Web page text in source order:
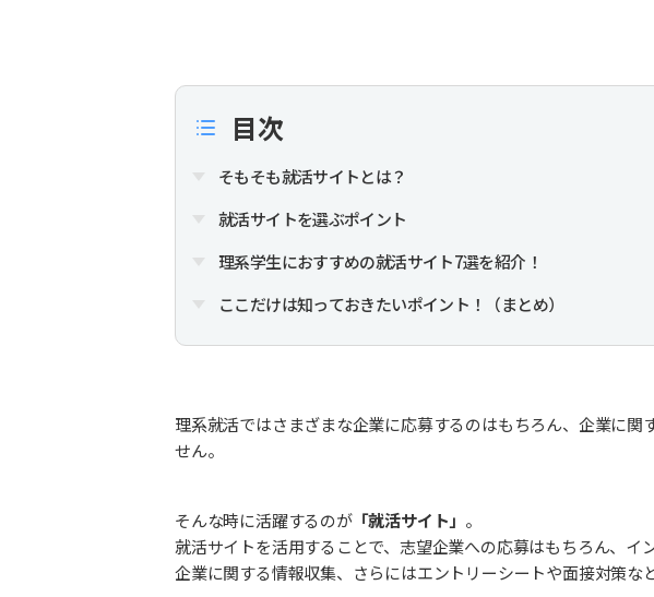
目次
そもそも就活サイトとは？
就活サイトを選ぶポイント
理系学生におすすめの就活サイト7選を紹介！
ここだけは知っておきたいポイント！（まとめ）
理系就活ではさまざまな企業に応募するのはもちろん、企業に関
せん。
そんな時に活躍するのが「就活サイト」 。
就活サイトを活用することで、志望企業への応募はもちろん、イ
企業に関する情報収集、さらにはエントリーシートや面接対策な